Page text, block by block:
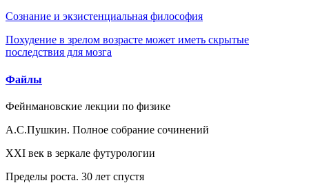
Сознание и экзистенциальная философия
Похудение в зрелом возрасте может иметь скрытые
последствия для мозга
Файлы
Фейнмановские лекции по физике
А.С.Пушкин. Полное собрание сочинений
XXI век в зеркале футурологии
Пределы роста. 30 лет спустя